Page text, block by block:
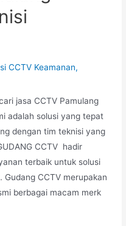
CCTV Keamanan,
jasa CCTV Pamulang
adalah solusi yang tepat
dengan tim teknisi yang
CCTV hadir
terbaik untuk solusi
Gudang CCTV merupakan
berbagai macam merk